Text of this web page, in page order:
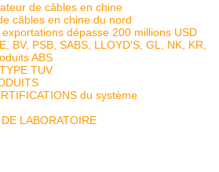
de câbles en chine
câbles en chine du nord
dépasse 200 millions USD
BV, PSB, SABS, LLOYD'S, GL, NK, KR,
ABS
TUV
du système
LABORATOIRE